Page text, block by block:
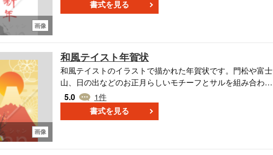
画像
書式を見る
画像
和風テイスト年賀状
和風テイストのイラストで描かれた年賀状です。門松や富士
山、日の出などのお正月らしいモチーフとサルを組み合わせ
ました。
5.0 1件
書式を見る